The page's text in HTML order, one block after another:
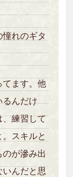
れのギタ
ます。他
るんだけ
、練習して
スキルと
のが滲み出
いんだと思